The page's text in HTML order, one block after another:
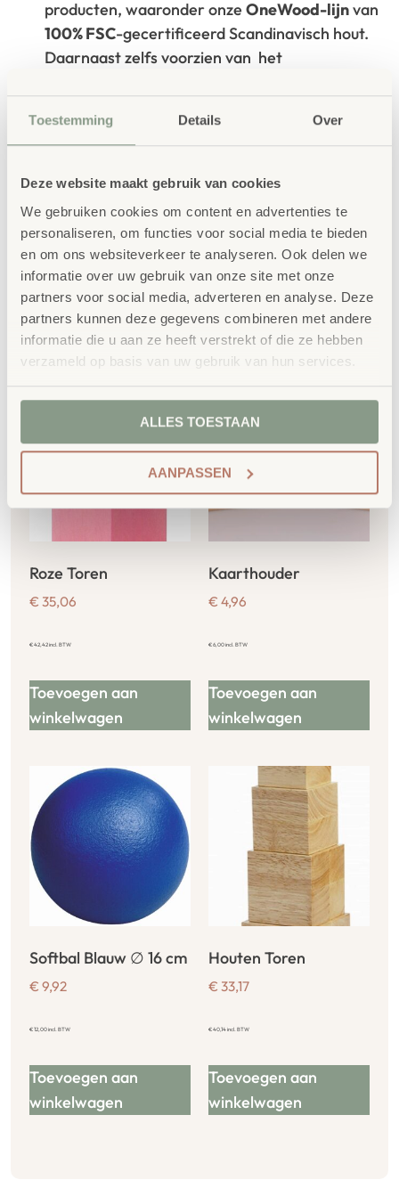
Toestemming Details Over
Deze website maakt gebruik van cookies
We gebruiken cookies om content en advertenties te
personaliseren, om functies voor social media te bieden
en om ons websiteverkeer te analyseren. Ook delen we
informatie over uw gebruik van onze site met onze
partners voor social media, adverteren en analyse. Deze
partners kunnen deze gegevens combineren met andere
informatie die u aan ze heeft verstrekt of die ze hebben
verzameld op basis van uw gebruik van hun services.
ALLES TOESTAAN
AANPASSEN
producten, waaronder onzeOneWood-lijnvan
100% FSC-gecertificeerd Scandinavisch hout.
Daarnaast zelfs voorzien van het
Extra informatie
SKU 33345
Gerelateerde
producten
Roze Toren
€ 35,06
€42,42incl. BTW
Toevoegen aan
winkelwagen
Kaarthouder
€ 4,96
€6,00incl. BTW
Toevoegen aan
winkelwagen
Softbal Blauw ∅ 16 cm
€ 9,92
€12,00incl. BTW
Toevoegen aan
winkelwagen
Houten Toren
€ 33,17
€40,14incl. BTW
Toevoegen aan
winkelwagen